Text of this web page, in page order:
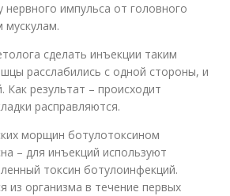
нервного импульса от головного
мускулам.
сделать инъекции таким
расслабились с одной стороны, и
Как результат – происходит
расправляются.
морщин ботулотоксином
– для инъекций используют
токсин ботулоинфекций.
из организма в течение первых